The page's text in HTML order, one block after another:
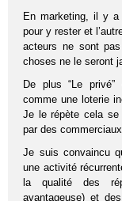
En marketing, il y
pour y rester et
acteurs ne sont
choses ne le seront
De plus “Le privé”
comme une loterie
Je le répète cela se
par des
Je suis convaincu
une activité
la qualité des
avantageuse) et